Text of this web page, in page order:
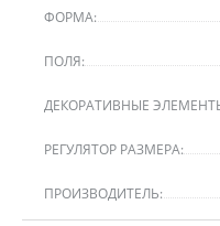
ФОРМА:
ПОЛЯ:
ДЕКОРАТИВНЫЕ
РЕГУЛЯТОР РАЗМЕРА:
ПРОИЗВОДИТЕЛЬ: